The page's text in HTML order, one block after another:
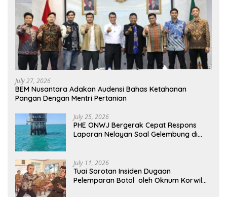
July 27, 2026
BEM Nusantara Adakan Audensi Bahas Ketahanan
Pangan Dengan Mentri Pertanian
July 25, 2026
PHE ONWJ Bergerak Cepat Respons
Laporan Nelayan Soal Gelembung di
July 11, 2026
Tuai Sorotan Insiden Dugaan
Pelemparan Botol oleh Oknum Korwil